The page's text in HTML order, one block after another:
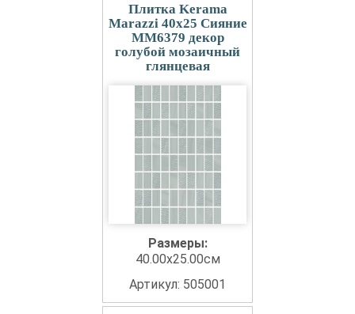
Плитка Kerama
Marazzi 40x25 Сияние
MM6379 декор
голубой мозаичный
глянцевая
Размеры:
40.00x25.00см
Артикул: 505001